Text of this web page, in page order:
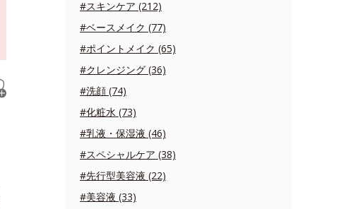
#スキンケア (212)
#ベースメイク (77)
#ポイントメイク (65)
#クレンジング (36)
#洗顔 (74)
#化粧水 (73)
#乳液・保湿液 (46)
#スペシャルケア (38)
#先行型美容液 (22)
#美容液 (33)